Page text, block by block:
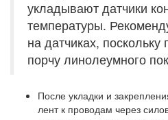
укладывают датчики
температуры.
на датчиках, поскольку
порчу линолеумного
После укладки и
лент к проводам через